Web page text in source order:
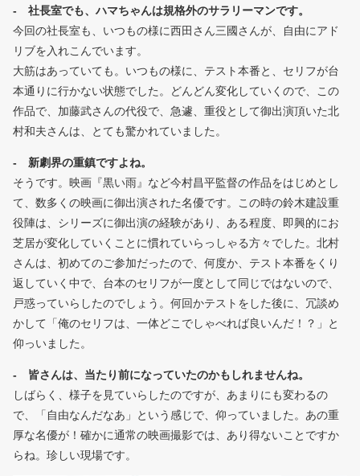
- 社長室でも、ハマちゃんは規格外のサラリーマンです。
今回の社長室も、いつもの様に西田さん三國さんが、自由にアド
リブを入れこんでいます。
大筋はあっていても。いつもの様に、テスト本番と、セリフが台
本通りに行かない状態でした。どんどん変化していくので、この
作品で、加藤武さんの代役で、急遽、重役として御出演頂いた北
村和夫さんは、とても驚かれていました。
- 新劇界の重鎮ですよね。
そうです。映画『黒い雨』など今村昌平監督の作品をはじめとし
て、数多くの映画に御出演された名優です。この時の鈴木建設重
役陣は、シリーズに御出演の経験があり、ある程度、即興的にお
芝居が変化していくことに慣れていらっしゃる方々でした。北村
さんは、初めてのご参加だったので、何度か、テスト本番をくり
返していく中で、台本のセリフが一度として同じではないので、
戸惑っていらしたのでしょう。何回かテストをした後に、冗談め
かして「俺のセリフは、一体どこでしゃべれば良いんだ！？」と
仰っいました。
- 皆さんは、当たり前になっていたのかもしれませんね。
しばらく、様子を見ていらしたのですが、あまりにも変わるの
で、「自由なんだなあ」という感じで、仰っていました。あの重
厚な名優が！確かに通常の映画撮影では、あり得ないことですか
らね。珍しい現場です。